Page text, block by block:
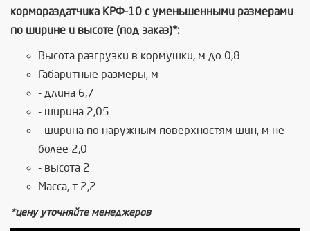
кормораздатчика КРФ-10 с уменьшенными размерами
по ширине и высоте (под заказ)*:
Высота разгрузки в кормушки, м до 0,8
Габаритные размеры, м
- длина 6,7
- ширина 2,05
- ширина по наружным поверхностям шин, м не
более 2,0
- высота 2
Масса, т 2,2
*цену уточняйте менеджеров